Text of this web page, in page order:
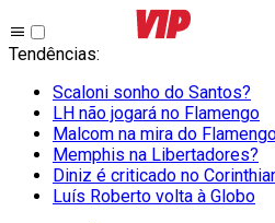
Tendências:
Scaloni sonho do Santos?
LH não jogará no Flamengo
Malcom na mira do
Memphis na Libertadores?
Diniz é criticado no
Luís Roberto volta à Globo